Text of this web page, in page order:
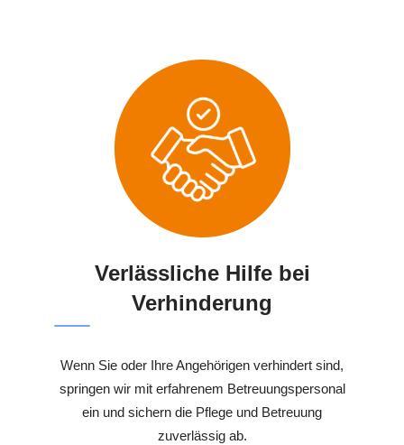
Verlässliche Hilfe bei
Verhinderung
Wenn Sie oder Ihre Angehörigen verhindert sind,
springen wir mit erfahrenem Betreuungspersonal
ein und sichern die Pflege und Betreuung
zuverlässig ab.